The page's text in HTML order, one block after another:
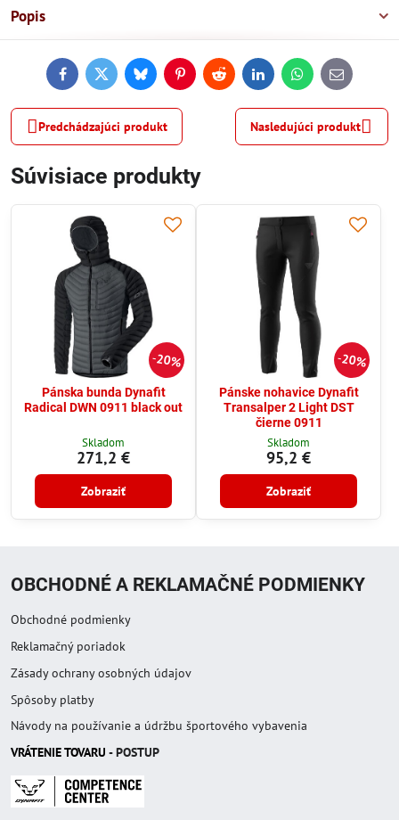
Popis
FacebookTwitterBlueskyPinterestReddit LinkedInWhatsApp
E-
mail
Predchádzajúci produkt Nasledujúci produkt
Súvisiace produkty
20%
Pánska bunda Dynafit
Radical DWN 0911 black out
Skladom
271,2 €
Zobraziť
20%
Pánske nohavice Dynafit
Transalper 2 Light DST
čierne 0911
Skladom
95,2 €
Zobraziť
OBCHODNÉ A REKLAMAČNÉ PODMIENKY
Obchodné podmienky
Reklamačný poriadok
Zásady ochrany osobných údajov
Spôsoby platby
Návody na používanie a údržbu športového vybavenia
VRÁTENIE TOVARU - POSTUP